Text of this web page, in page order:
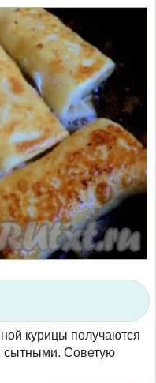
курицы получаются
сытными. Советую